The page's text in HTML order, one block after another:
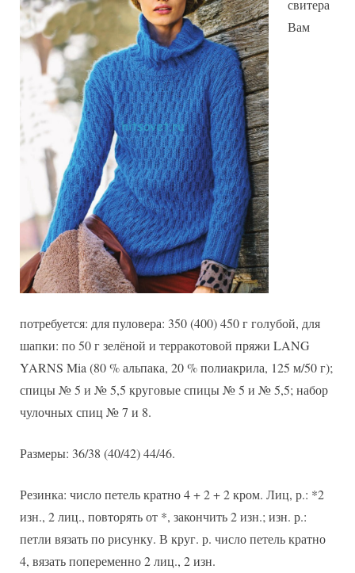
свитера
Вам
потребуется: для пуловера: 350 (400) 450 г голубой, для
шапки: по 50 г зелёной и терракотовой пряжи LANG
YARNS Mia (80 % альпака, 20 % полиакрила, 125 м/50 г);
спицы № 5 и № 5,5 круговые спицы № 5 и № 5,5; набор
чулочных спиц № 7 и 8.
Размеры: 36/38 (40/42) 44/46.
Резинка: число петель кратно 4 + 2 + 2 кром. Лиц, р.: *2
изн., 2 лиц., повторять от *, закончить 2 изн.; изн. р.:
петли вязать по рисунку. В круг. р. число петель кратно
4, вязать попеременно 2 лиц., 2 изн.